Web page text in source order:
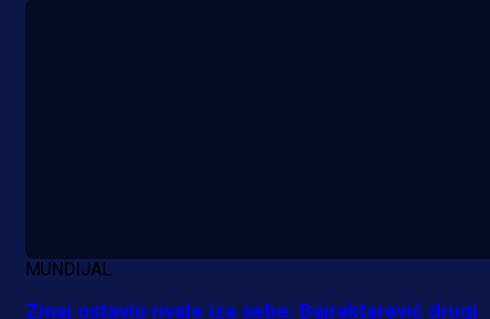
MUNDIJAL
Zmaj ostavio rivale iza sebe: Bajraktarević drugi